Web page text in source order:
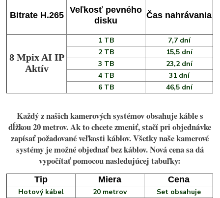
Bitrate H.265
Veľkosť pevného
disku
Čas nahrávania
8 Mpix AI IP
Aktív
1 TB
7,7 dní
2 TB
15,5 dní
3 TB
23,2 dní
4 TB
31 dní
6 TB
46,5 dní
Každý z našich kamerových systémov obsahuje káble s
dĺžkou 20 metrov. Ak to chcete zmeniť, stačí pri objednávke
zapísať požadované veľkosti káblov. Všetky naše kamerové
systémy je možné objednať bez káblov. Nová cena sa dá
vypočítať pomocou nasledujúcej tabuľky:
Tip Miera Cena
Hotový kábel 20 metrov
Set obsahuje